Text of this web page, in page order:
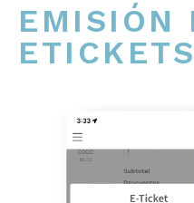
EMISIÓN
ETICKETS